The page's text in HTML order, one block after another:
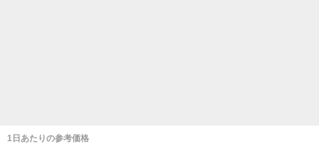
1日あたりの参考価格